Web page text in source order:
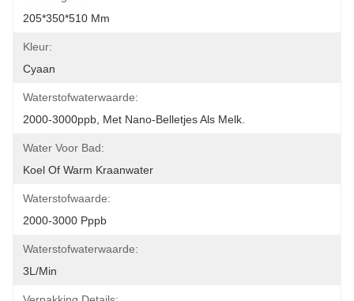
205*350*510 Mm
Kleur:
Cyaan
Waterstofwaterwaarde:
2000-3000ppb, Met Nano-Belletjes Als Melk.
Water Voor Bad:
Koel Of Warm Kraanwater
Waterstofwaarde:
2000-3000 Pppb
Waterstofwaterwaarde:
3L/Min